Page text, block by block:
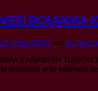
BOŞANMA
31. März 2020 von Av. Serif
KARARININ
insanımız arzu